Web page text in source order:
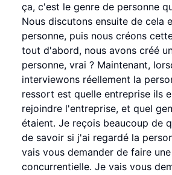
ça, c'est le genre de personne
Nous discutons ensuite de cela
personne, puis nous créons
tout d'abord, nous avons créé
personne, vrai ? Maintenant,
interviewons réellement la
ressort est quelle entreprise ils
rejoindre l'entreprise, et quel
étaient. Je reçois beaucoup de
de savoir si j'ai regardé la
vais vous demander de faire
concurrentielle. Je vais vous